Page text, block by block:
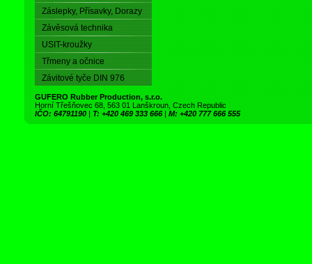
Záslepky, Přísavky, Dorazy
Závěsová technika
USIT-kroužky
Třmeny a očnice
Závitové tyče DIN 976
GUFERO Rubber Production, s.r.o.
Horní Třešňovec 68, 563 01 Lanškroun, Czech Republic
IČO: 64791190 | T: +420 469 333 666 | M: +420 777 666 555